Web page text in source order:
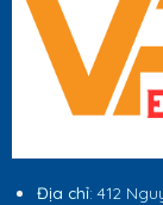
Địa chỉ: 412